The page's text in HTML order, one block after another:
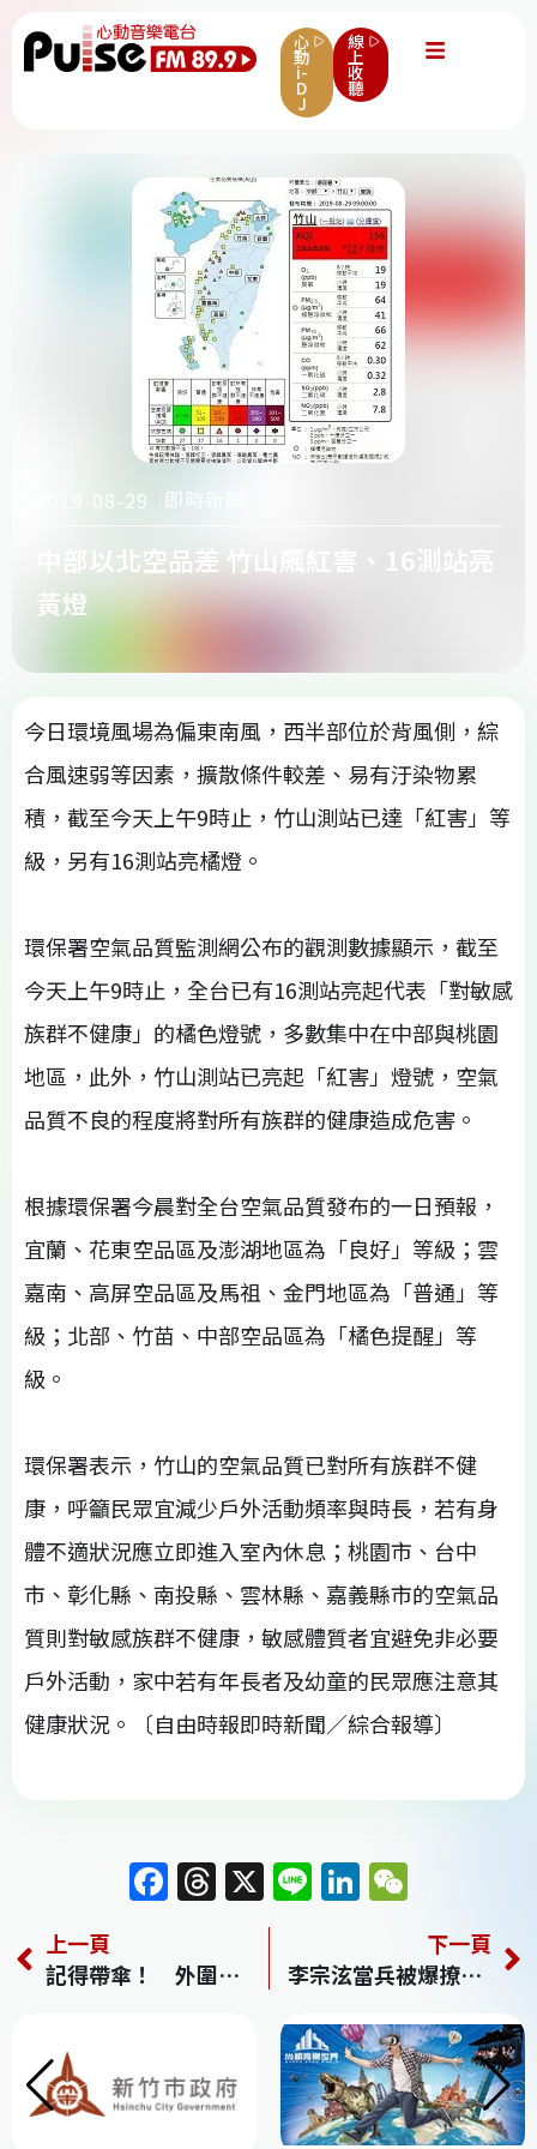
心
動
i-
D
J
線
上
收
聽
2019-08-29 即時新聞
中部以北空品差 竹山飆紅害、16測站亮
黃燈
今日環境風場為偏東南風，西半部位於背風側，綜
合風速弱等因素，擴散條件較差、易有汙染物累
積，截至今天上午9時止，竹山測站已達「紅害」等
級，另有16測站亮橘燈。
環保署空氣品質監測網公布的觀測數據顯示，截至
今天上午9時止，全台已有16測站亮起代表「對敏感
族群不健康」的橘色燈號，多數集中在中部與桃園
地區，此外，竹山測站已亮起「紅害」燈號，空氣
品質不良的程度將對所有族群的健康造成危害。
根據環保署今晨對全台空氣品質發布的一日預報，
宜蘭、花東空品區及澎湖地區為「良好」等級；雲
嘉南、高屏空品區及馬祖、金門地區為「普通」等
級；北部、竹苗、中部空品區為「橘色提醒」等
級。
環保署表示，竹山的空氣品質已對所有族群不健
康，呼籲民眾宜減少戶外活動頻率與時長，若有身
體不適狀況應立即進入室內休息；桃園市、台中
市、彰化縣、南投縣、雲林縣、嘉義縣市的空氣品
質則對敏感族群不健康，敏感體質者宜避免非必要
戶外活動，家中若有年長者及幼童的民眾應注意其
健康狀況。〔自由時報即時新聞／綜合報導〕
F
a
c
e
o
o
T
h
re
a
s
X Li
n
e
Li
n
k
e
dI
n
C
h
at
上一頁
記得帶傘！ 外圍環流北上雷陣雨肆虐
下一頁
李宗泫當兵被爆撩妹 宣布退出CNBLUE